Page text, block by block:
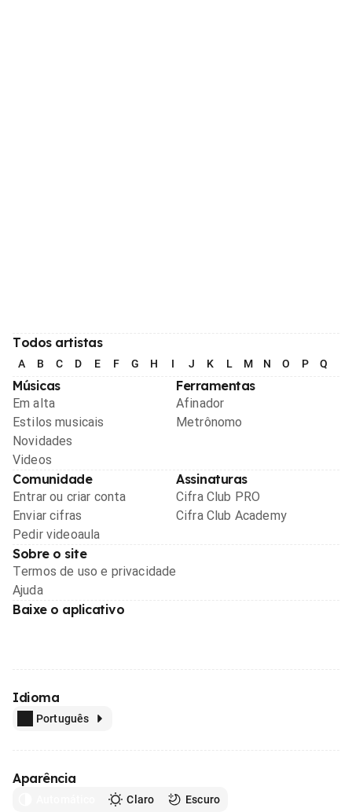
Todos artistas
A B C D E F G H I J K L M N O P Q
Músicas
Em alta
Estilos musicais
Novidades
Videos
Ferramentas
Afinador
Metrônomo
Comunidade
Entrar ou criar conta
Enviar cifras
Pedir videoaula
Assinaturas
Cifra Club PRO
Cifra Club Academy
Sobre o site
Termos de uso e privacidade
Ajuda
Baixe o aplicativo
Idioma
Português
Aparência
Claro Escuro